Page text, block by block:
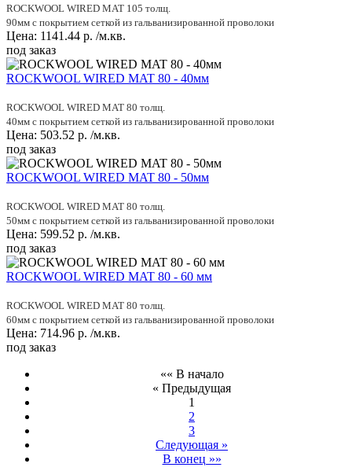
ROCKWOOL WIRED MAT 105 толщ.
90мм с покрытием сеткой из гальванизированной проволоки
Цена: 1141.44 р. /м.кв.
под заказ
ROCKWOOL WIRED MAT 80 - 40мм
ROCKWOOL WIRED MAT 80 толщ.
40мм с покрытием сеткой из гальванизированной проволоки
Цена: 503.52 р. /м.кв.
под заказ
ROCKWOOL WIRED MAT 80 - 50мм
ROCKWOOL WIRED MAT 80 толщ.
50мм с покрытием сеткой из гальванизированной проволоки
Цена: 599.52 р. /м.кв.
под заказ
ROCKWOOL WIRED MAT 80 - 60 мм
ROCKWOOL WIRED MAT 80 толщ.
60мм с покрытием сеткой из гальванизированной проволоки
Цена: 714.96 р. /м.кв.
под заказ
«« В начало
« Предыдущая
1
2
3
Следующая »
В конец »»